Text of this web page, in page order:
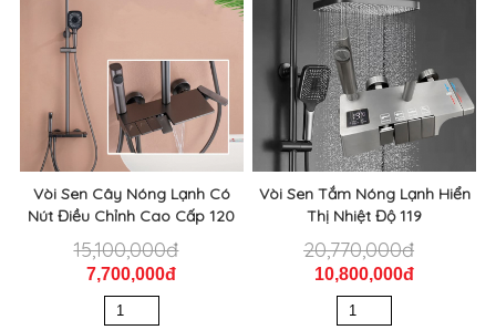
Vòi Sen Cây Nóng Lạnh Có
Nút Điều Chỉnh Cao Cấp 120
15,100,000đ
7,700,000đ
Vòi Sen Tắm Nóng Lạnh Hiển
Thị Nhiệt Độ 119
20,770,000đ
10,800,000đ